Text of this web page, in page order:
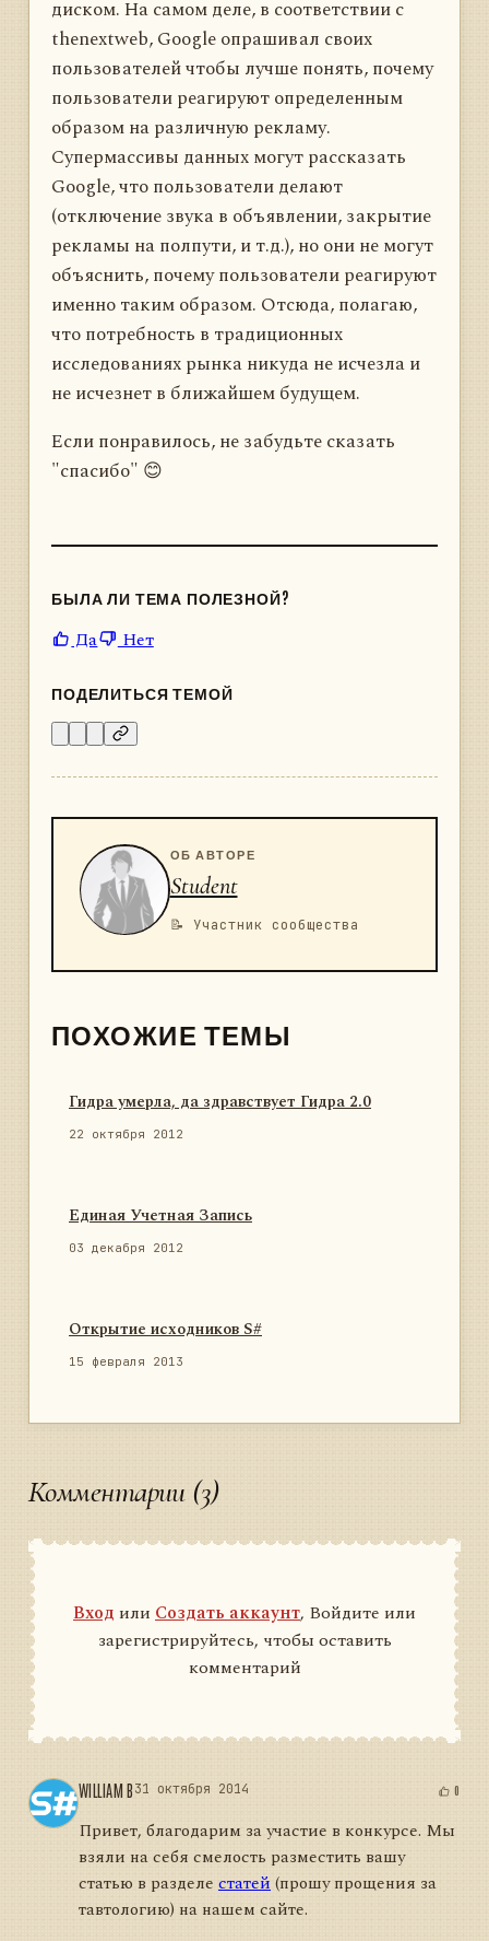
диском. На самом деле, в соответствии с
thenextweb, Google опрашивал своих
пользователей чтобы лучше понять, почему
пользователи реагируют определенным
образом на различную рекламу.
Супермассивы данных могут рассказать
Google, что пользователи делают
(отключение звука в объявлении, закрытие
рекламы на полпути, и т.д.), но они не могут
объяснить, почему пользователи реагируют
именно таким образом. Отсюда, полагаю,
что потребность в традиционных
исследованиях рынка никуда не исчезла и
не исчезнет в ближайшем будущем.
Если понравилось, не забудьте сказать
"спасибо" 😊
БЫЛА ЛИ ТЕМА ПОЛЕЗНОЙ?
Да Нет
ПОДЕЛИТЬСЯ ТЕМОЙ
ОБ АВТОРЕ
Student
📝 Участник сообщества
ПОХОЖИЕ ТЕМЫ
Гидра умерла, да здравствует Гидра 2.0
22 октября 2012
Единая Учетная Запись
03 декабря 2012
Открытие исходников S#
15 февраля 2013
Комментарии (3)
Вход или Создать аккаунт, Войдите или
зарегистрируйтесь, чтобы оставить
комментарий
WILLIAM B31 октября 2014 0
Привет, благодарим за участие в конкурсе. Мы
взяли на себя смелость разместить вашу
статью в разделе статей(прошу прощения за
тавтологию) на нашем сайте.